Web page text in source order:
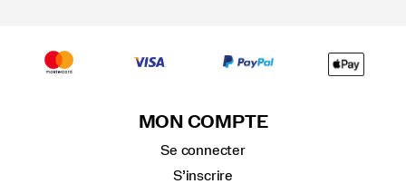
MON COMPTE
Se connecter
S’inscrire